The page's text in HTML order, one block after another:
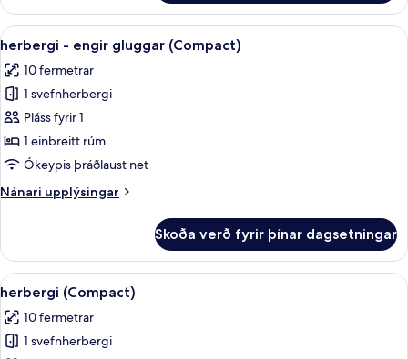
(Compact)
með
tvíbreiðu
rúmi
engir
gluggar
(Compact)
Skoða
allar
myndir
fyrir
herbergi
-
engir
(Compact)
Myrkratjöld/-gardínur, ókeypis
4
herbergi - engir gluggar (Compact)
10 fermetrar
1 svefnherbergi
Pláss fyrir 1
1 einbreitt rúm
Ókeypis þráðlaust net
Nánari upplýsingar
Nánari
-
engir
gluggar
(Compact)
Skoða verð fyrir þínar dagsetningar
Skoða
allar
myndir
fyrir
Myrkratjöld/-gardínur, ókeypis
5
herbergi (Compact)
10 fermetrar
1 svefnherbergi